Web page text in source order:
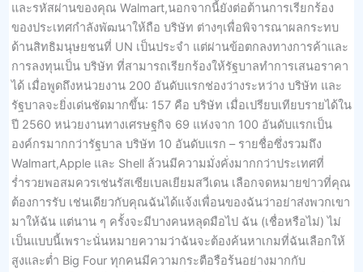
และรหัสผ่านของคุณ Walmart,นอกจากนี้ยังต่อต้านการเรียกร้อง
ของประเทศกำลังพัฒนาให้ถือ บริษัท ต่างๆเพื่อพิจารณาผลกระทบ
ด้านสิทธิมนุษยชนที่ UN เป็นประจำ แต่ผ่านข้อตกลงทางการค้าและ
การลงทุนเป็น บริษัท ที่สามารถเรียกร้องให้รัฐบาลทำการเสนอราคา
ได้ เมื่อพูดถึงหน่วยงาน 200 อันดับแรกช่องว่างระหว่าง บริษัท และ
รัฐบาลจะยิ่งเด่นชัดมากขึ้น: 157 คือ บริษัท เมื่อเปรียบเทียบรายได้ใน
ปี 2560 หน่วยงานทางเศรษฐกิจ 69 แห่งจาก 100 อันดับแรกเป็น
องค์กรมากกว่ารัฐบาล บริษัท 10 อันดับแรก – รายชื่อซึ่งรวมถึง
Walmart,Apple และ Shell ล้วนมีความมั่งคั่งมากกว่าประเทศที่
ร่ำรวยพอสมควรเช่นรัสเซียเบลเยียมสวีเดน เลือกจดหมายข่าวที่คุณ
ต้องการรับ เช่นเดียวกับคุณฉันได้แจ้งเพื่อนของฉันว่าอย่าส่งพวกเขา
มาให้ฉัน แต่นาน ๆ ครั้งจะมีบางคนหลุดมือไป ฉัน (เชื่อหรือไม่) ไม่
เป็นแบบนี้เพราะนั่นหมายความว่าฉันจะต้องค้นหาเกมที่ฉันเลือกให้
สูงและต่ำ Big Four ทุกคนมีความกระตือรือร้นอย่างมากกับ